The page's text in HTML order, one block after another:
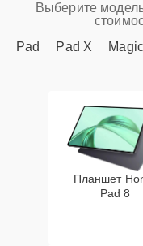
Выберите
Pad
Pad X
Планшет
Pad 8